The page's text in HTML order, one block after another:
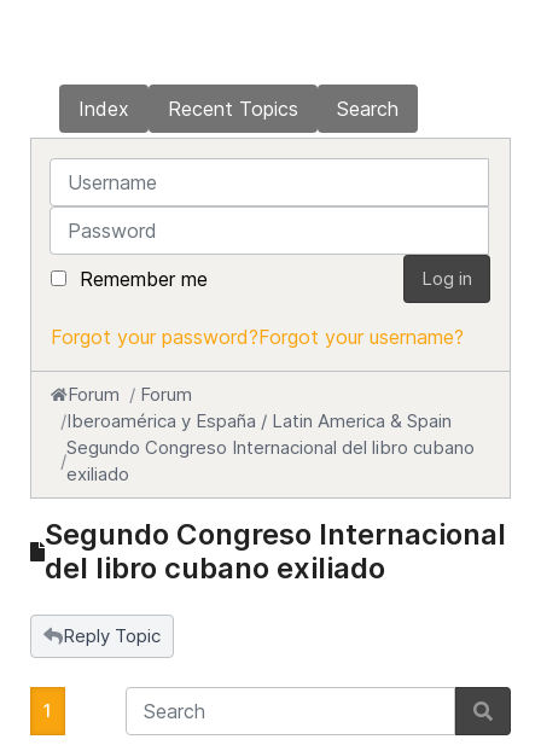
Index Recent Topics Search
Username
Password
Remember me Log in
Forgot your password?Forgot your username?
Forum
Forum
Iberoamérica y España / Latin America & Spain
Segundo Congreso Internacional del libro cubano
exiliado
Segundo Congreso Internacional
del libro cubano exiliado
Reply Topic
1